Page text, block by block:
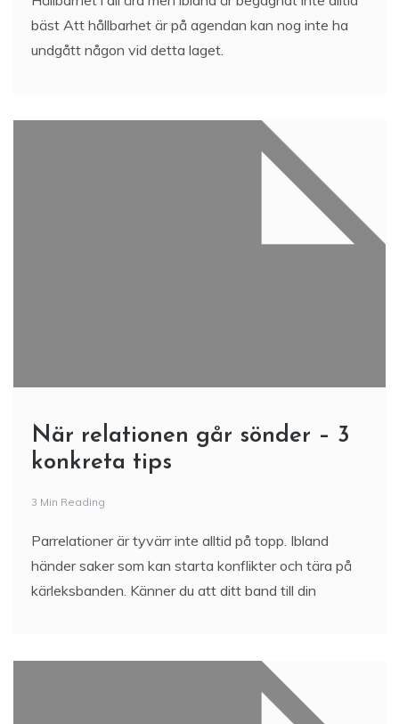
bäst Att hållbarhet är på agendan kan nog inte ha
undgått någon vid detta laget.
När relationen går sönder – 3
konkreta tips
3 Min Reading
Parrelationer är tyvärr inte alltid på topp. Ibland
händer saker som kan starta konflikter och tära på
kärleksbanden. Känner du att ditt band till din